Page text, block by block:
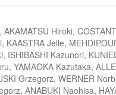
Hiroki,
Jelle,
ISHIBASHI Kazunori,
YAMAOKA Kazutaka,
Grzegorz, WERNER
ANABUKI Naohisa,